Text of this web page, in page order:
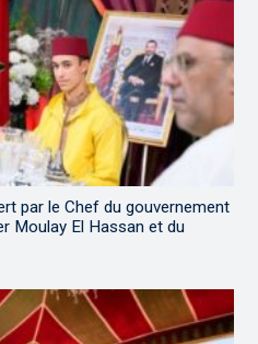
par le Chef du gouvernement
Moulay El Hassan et du